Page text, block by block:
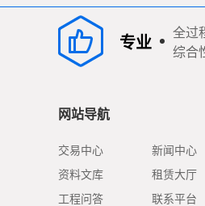
专业仪器设备10余台，包
全站仪、水准仪、手持测
年的 工作实践，在测绘航
产测绘、土地勘界测量、
面积累了丰富的 经验。公
程测量、地理信息系统构
100%，为用户提供了准
流”的经营理念，发扬“团
坚持 “以质量争信誉、以
针，致力于空间信息资源
更高目标奋进； 用现代化
型政府的高效管理及科学
专业
全过
综合
网站导航
交易中心
新闻中心
资料文库
租赁大厅
工程问答
联系平台